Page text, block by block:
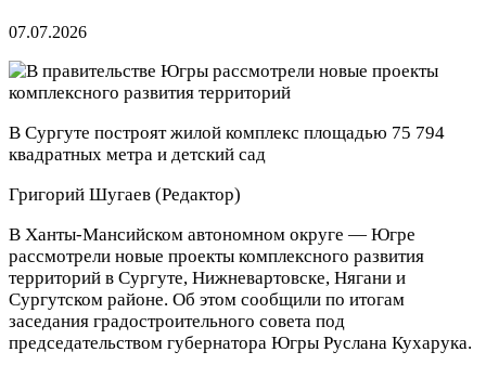
07.07.2026
В Сургуте построят жилой комплекс площадью 75 794
квадратных метра и детский сад
Григорий Шугаев (Редактор)
В Ханты-Мансийском автономном округе — Югре
рассмотрели новые проекты комплексного развития
территорий в Сургуте, Нижневартовске, Нягани и
Сургутском районе. Об этом сообщили по итогам
заседания градостроительного совета под
председательством губернатора Югры Руслана Кухарука.